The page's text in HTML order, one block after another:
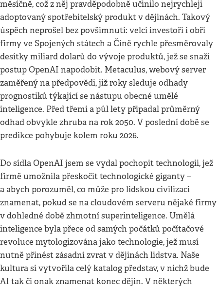
měsíčně, což z něj pravděpodobně učinilo nejrychleji
adoptovaný spotřebitelský produkt v dějinách. Takový
úspěch neprošel bez povšimnutí: velcí investoři i obří
firmy ve Spojených státech a Číně rychle přesměrovaly
desítky miliard dolarů do vývoje produktů, jež se snaží
postup OpenAI napodobit. Metaculus, webový server
zaměřený na předpovědi, již roky sleduje odhady
prognostiků týkající se nástupu obecné umělé
inteligence. Před třemi a půl lety připadal průměrný
odhad obvykle zhruba na rok 2050. V poslední době se
predikce pohybuje kolem roku 2026.
Do sídla OpenAI jsem se vydal pochopit technologii, jež
firmě umožnila přeskočit technologické giganty –
a abych porozuměl, co může pro lidskou civilizaci
znamenat, pokud se na cloudovém serveru nějaké firmy
v dohledné době zhmotní superinteligence. Umělá
inteligence byla přece od samých počátků počítačové
revoluce mytologizována jako technologie, jež musí
nutně přinést zásadní zvrat v dějinách lidstva. Naše
kultura si vytvořila celý katalog představ, v nichž bude
AI tak či onak znamenat konec dějin. V některých